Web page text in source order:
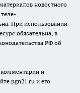
новостного
При использовании
обязательна, в
РФ об
комментарии и
pgn21.ru и его